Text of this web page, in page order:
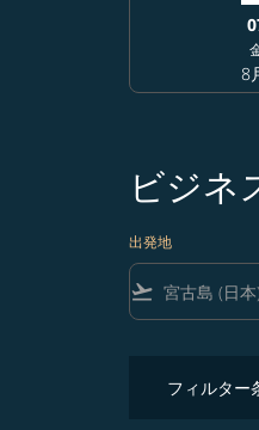
8
ビジネ
出発地
flight_takeoff
フィルター